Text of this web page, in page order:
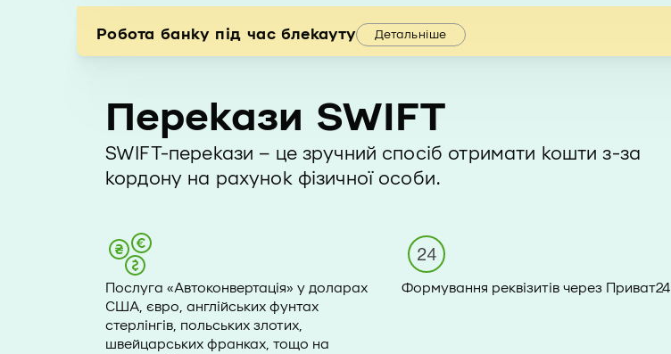
Робота банку під час блекауту Детальніше
Перекази SWIFT
SWIFT-перекази – це зручний спосіб отримати кошти з-за
кордону на рахунок фізичної особи.
Послуга «Автоконвертація» у доларах
США, євро, англійських фунтах
стерлінгів, польських злотих,
швейцарських франках, тощо на
Формування реквізитів через Приват24